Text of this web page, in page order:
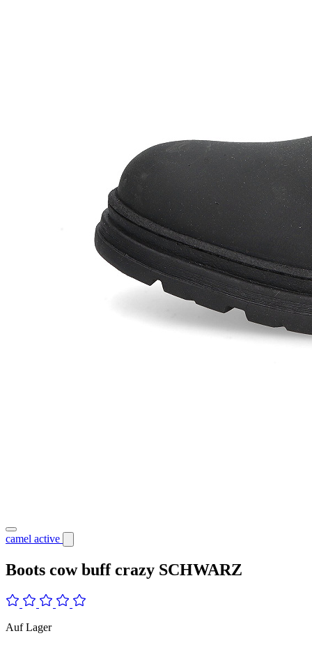
camel active
Boots cow buff crazy SCHWARZ
Auf Lager